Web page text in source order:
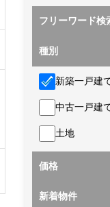
フリーワード検
種別
新築一戸建
中古一戸建
土地
価格
新着物件